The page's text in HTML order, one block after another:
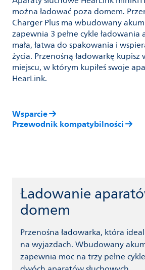
można ładować poza domem.
Charger Plus ma wbudowany
zapewnia 3 pełne cykle ładowania
mała, łatwa do spakowania i
życia. Przenośną ładowarkę kupisz
miejscu, w którym kupiłeś swoje
HearLink.
Wsparcie
Przewodnik kompatybilności
Ładowanie
domem
Przenośna ładowarka, która
na wyjazdach. Wbudowany
zapewnia moc na trzy pełne